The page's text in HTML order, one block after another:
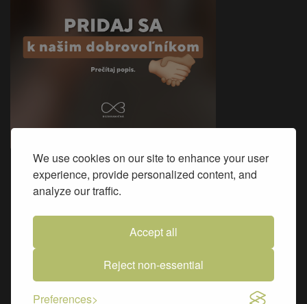
We use cookies on our site to enhance your user
experience, provide personalized content, and
analyze our traffic.
Accept all
Reject non-essential
Preferences
Sme na Facebooku